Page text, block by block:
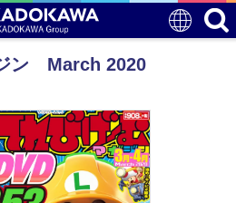
ン March 2020